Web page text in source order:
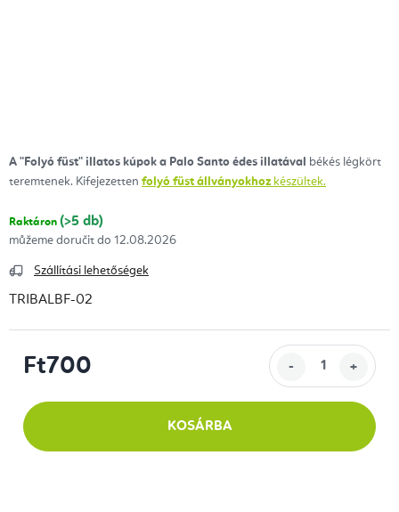
A "Folyó füst" illatos kúpok a Palo Santo édes illatával
békés légkört
teremtenek. Kifejezetten folyó füst állványokhoz készültek.
Raktáron (>5 db)
12.08.2026
Szállítási lehetőségek
TRIBALBF-02
Ft700
KOSÁRBA